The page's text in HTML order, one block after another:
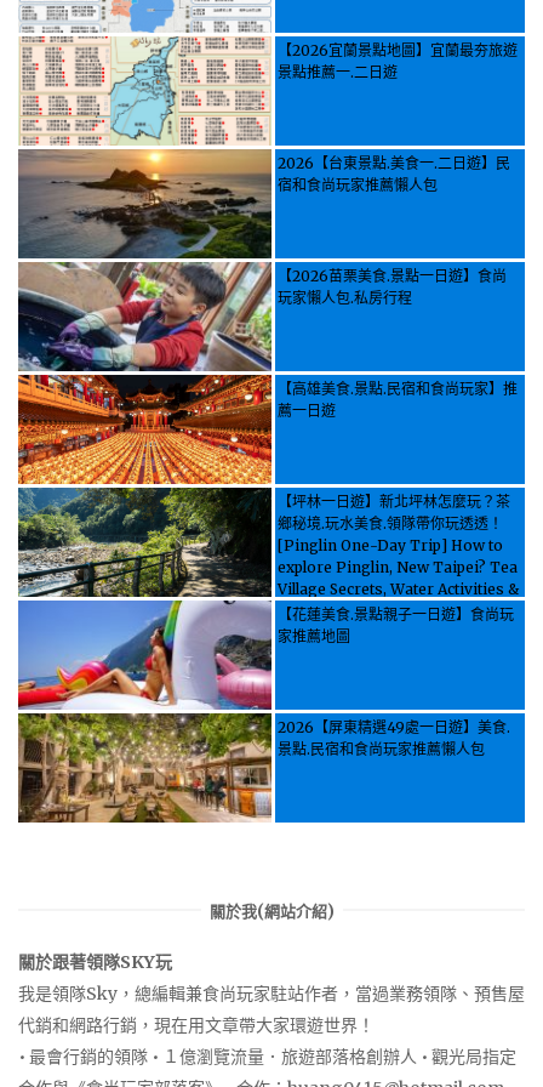
【2026宜蘭景點地圖】宜蘭最夯旅遊
景點推薦一.二日遊
2026【台東景點.美食一.二日遊】民
宿和食尚玩家推薦懶人包
【2026苗栗美食.景點一日遊】食尚
玩家懶人包.私房行程
【高雄美食.景點.民宿和食尚玩家】推
薦一日遊
【坪林一日遊】新北坪林怎麼玩？茶
鄉秘境.玩水美食.領隊帶你玩透透！
[Pinglin One-Day Trip] How to
explore Pinglin, New Taipei? Tea
Village Secrets, Water Activities &
Food, Let the guide take you
through it all!
【花蓮美食.景點親子一日遊】食尚玩
家推薦地圖
2026【屏東精選49處一日遊】美食.
景點.民宿和食尚玩家推薦懶人包
關於我(網站介紹)
關於跟著領隊SKY玩
我是領隊Sky，總編輯兼食尚玩家駐站作者，當過業務領隊、預售屋
代銷和網路行銷，現在用文章帶大家環遊世界！
• 最會行銷的領隊 • １億瀏覽流量．旅遊部落格創辦人 • 觀光局指定